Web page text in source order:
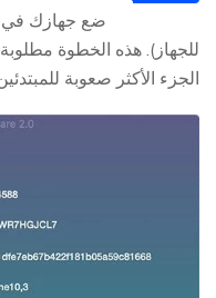
للجهاز). هذه الخطوة
الجزء الأكثر صعوبة